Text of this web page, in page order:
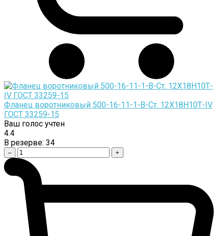
Фланец воротниковый 500-16-11-1-B-Cт. 12Х18Н10Т-IV
ГОСТ 33259-15
Ваш голос учтен
4.4
В резерве: 34
– +